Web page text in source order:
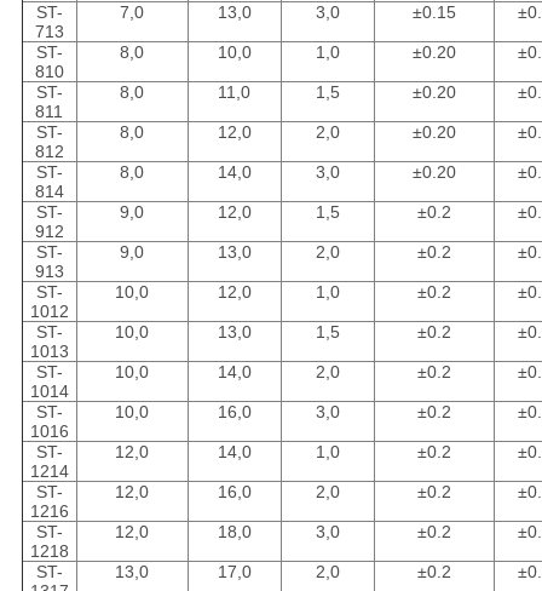
ST-
713
7,0 13,0 3,0 ±0.15
ST-
810
8,0 10,0 1,0 ±0.20
ST-
811
8,0 11,0 1,5 ±0.20
ST-
812
8,0 12,0 2,0 ±0.20
ST-
814
8,0 14,0 3,0 ±0.20
ST-
912
9,0 12,0 1,5 ±0.2
ST-
913
9,0 13,0 2,0 ±0.2
ST-
1012
10,0 12,0 1,0 ±0.2
ST-
1013
10,0 13,0 1,5 ±0.2
ST-
1014
10,0 14,0 2,0 ±0.2
ST-
1016
10,0 16,0 3,0 ±0.2
ST-
1214
12,0 14,0 1,0 ±0.2
ST-
1216
12,0 16,0 2,0 ±0.2
ST-
1218
12,0 18,0 3,0 ±0.2
ST-
13,0 17,0 2,0 ±0.2